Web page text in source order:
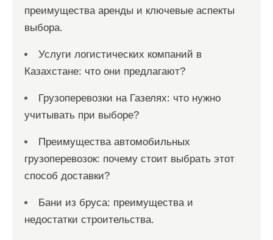
преимущества аренды и ключевые аспекты
выбора.
Услуги логистических компаний в
Казахстане: что они предлагают?
Грузоперевозки на Газелях: что нужно
учитывать при выборе?
Преимущества автомобильных
грузоперевозок: почему стоит выбрать этот
способ доставки?
Бани из бруса: преимущества и
недостатки строительства.